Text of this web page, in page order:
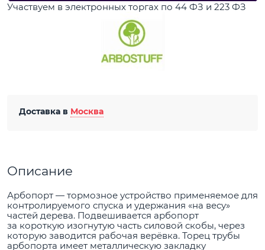
Участвуем в электронных торгах по 44 ФЗ и 223 ФЗ
Доставка в Москва
Описание
Арбопорт — тормозное устройство применяемое для
контролируемого спуска и удержания «на весу»
частей дерева. Подвешивается арбопорт
за короткую изогнутую часть силовой скобы, через
которую заводится рабочая верёвка. Торец трубы
арбопорта имеет металлическую закладку